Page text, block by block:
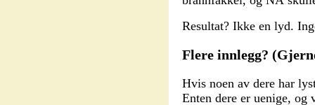
Resultat? Ikke en lyd.
Flere innlegg?
Hvis noen av dere har
Enten dere er uenige,